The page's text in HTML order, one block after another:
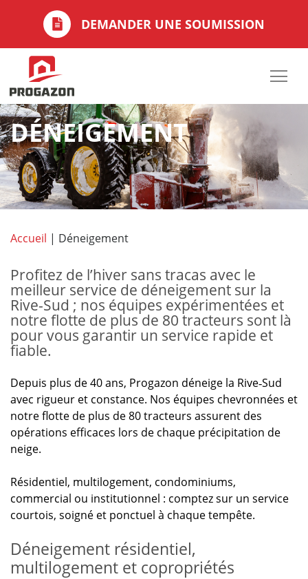
DEMANDER UNE SOUMISSION
DÉNEIGEMENT
Accueil | Déneigement
Profitez de l’hiver sans tracas avec le
meilleur service de déneigement sur la
Rive-Sud ; nos équipes expérimentées et
notre flotte de plus de 80 tracteurs sont là
pour vous garantir un service rapide et
fiable.
Depuis plus de 40 ans, Progazon déneige la Rive‑Sud
avec rigueur et constance. Nos équipes chevronnées et
notre flotte de plus de 80 tracteurs assurent des
opérations efficaces lors de chaque précipitation de
neige.
Résidentiel, multilogement, condominiums,
commercial ou institutionnel : comptez sur un service
courtois, soigné et ponctuel à chaque tempête.
Déneigement résidentiel,
multilogement et copropriétés